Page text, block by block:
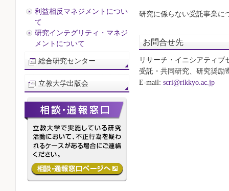
研究に係らない受託事業に
お問合せ先
リサーチ・イニシアティブ
受託・共同研究、研究奨
E-mail: scri@rikkyo.ac.jp
利益相反マネジメントについ
て
研究インテグリティ・マネジ
メントについて
総合研究センター
立教大学出版会